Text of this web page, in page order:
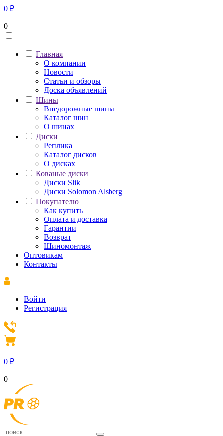
0 ₽
0
Главная
О компании
Новости
Статьи и обзоры
Доска объявлений
Шины
Внедорожные шины
Каталог шин
О шинах
Диски
Реплика
Каталог дисков
О дисках
Кованые диски
Диски Slik
Диски Solomon Alsberg
Покупателю
Как купить
Оплата и доставка
Гарантии
Возврат
Шиномонтаж
Оптовикам
Контакты
Войти
Регистрация
0 ₽
0